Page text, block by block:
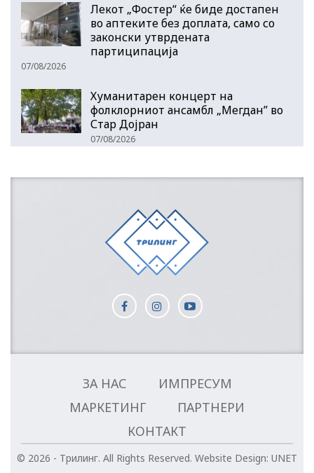
Лекот „Фостер“ ќе биде достапен
во аптеките без доплата, само со
законски утврдената
партиципација
07/08/2026
Хуманитарен концерт на
фолклорниот ансамбл „Мегдан” во
Стар Дојран
07/08/2026
ЗА НАС
ИМПРЕСУМ
МАРКЕТИНГ
ПАРТНЕРИ
КОНТАКТ
© 2026 - Трилинг. All Rights Reserved. Website Design: UNET